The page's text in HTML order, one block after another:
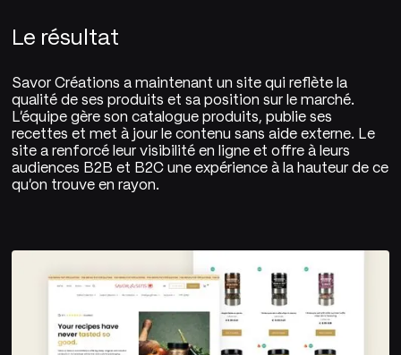
Le résultat
Savor Créations a maintenant un site qui reflète la
qualité de ses produits et sa position sur le marché.
L'équipe gère son catalogue produits, publie ses
recettes et met à jour le contenu sans aide externe. Le
site a renforcé leur visibilité en ligne et offre à leurs
audiences B2B et B2C une expérience à la hauteur de ce
qu'on trouve en rayon.